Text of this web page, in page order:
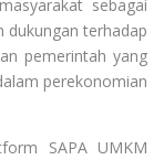
sebagai
dukungan terhadap
pemerintah yang
perekonomian
SAPA UMKM